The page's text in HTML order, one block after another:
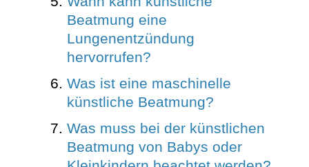
Beatmung eine
Lungenentzündung
hervorrufen?
Was ist eine maschinelle
künstliche Beatmung?
Was muss bei der künstlichen
Beatmung von Babys oder